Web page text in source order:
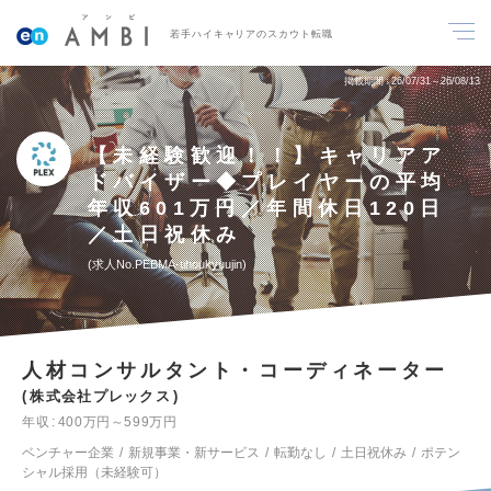
若手ハイキャリアのスカウト転職
掲載期間 26/07/31～26/08/13
【未経験歓迎！！】キャリアア
ドバイザー◆プレイヤーの平均
年収601万円／年間休日120日
／土日祝休み
求人No.PEBMA-tihoukyuujin
人材コンサルタント・コーディネーター
株式会社プレックス
年収
400万円～599万円
ベンチャー企業
新規事業・新サービス 転勤なし 土日祝休み
ポテン
シャル採用（未経験可）